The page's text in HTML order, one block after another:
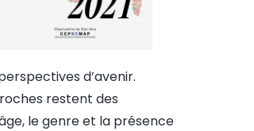
d’avenir.
restent des
le genre et la présence